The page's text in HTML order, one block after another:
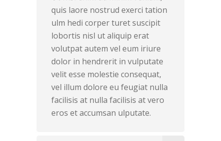
quis laore nostrud exerci tation
ulm hedi corper turet suscipit
lobortis nisl ut aliquip erat
volutpat autem vel eum iriure
dolor in hendrerit in vulputate
velit esse molestie consequat,
vel illum dolore eu feugiat nulla
facilisis at nulla facilisis at vero
eros et accumsan ulputate.